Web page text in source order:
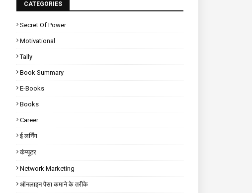
CATEGORIES
Secret Of Power
Motivational
Tally
Book Summary
E-Books
Books
Career
ई लर्निंग
कंप्यूटर
Network Marketing
ऑनलाइन पैसा कमाने के तरीके